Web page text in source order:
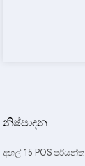
නිෂ්පාදන
අඟල් 15 POS පර්යන්ත